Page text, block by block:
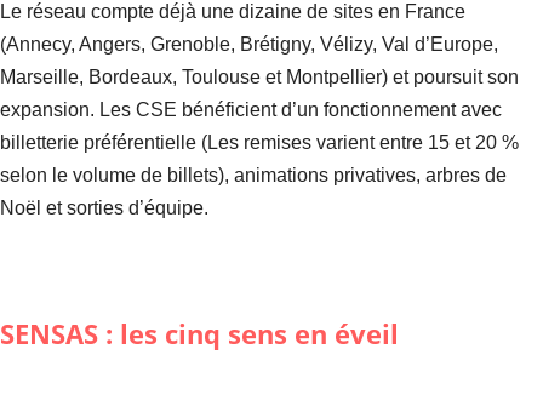
Le réseau compte déjà une dizaine de sites en France
(Annecy, Angers, Grenoble, Brétigny, Vélizy, Val d’Europe,
Marseille, Bordeaux, Toulouse et Montpellier) et poursuit son
expansion. Les CSE bénéficient d’un fonctionnement avec
billetterie préférentielle (Les remises varient entre 15 et 20 %
selon le volume de billets), animations privatives, arbres de
Noël et sorties d’équipe.
SENSAS : les cinq sens en éveil